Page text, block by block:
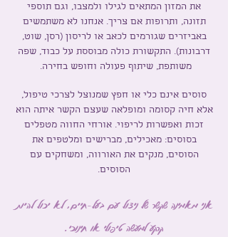
את המזון המתאים לגילו ולמצבו, וגם תוספי
תזונה, ותרופות אם צריך.אנחנו לא משתמשים
באביזרים שגורמים לכאב או לריסון (רסן, שוט,
דרבונות). התקשורת כולה מבוססת על כבוד, שפה
משותפת, שיתוף פעולה וחופש בחירה.
סוסים אינם כלי או חפץ שמנוצל לצרכי טיפול,
אלא חיה קסומה ומופלאה שעצם הקשר איתה הוא
זכות ואפשרות לריפוי. אורחי החווה מטפלים
בסוסים: מאכילים, מברישים ומלטפים את
הסוסים, מנקים את האורווה, ומשחקים עם
הסוסים.
אני מאמינה שקשר של ניצול עם בעל-חיים, לא יכול להיות
קרקע למעשה טיפולי או חינוכי.